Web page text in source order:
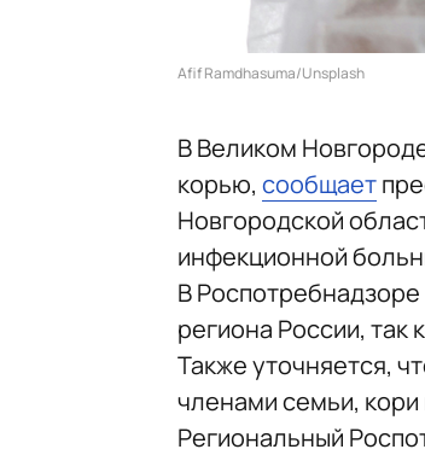
Afif Ramdhasuma/Unsplash
В Великом
корью, сообщает
Новгородской
инфекционной
ВРоспотребнадзоре
региона России, так
Также уточняется,
членами семьи,
Региональный